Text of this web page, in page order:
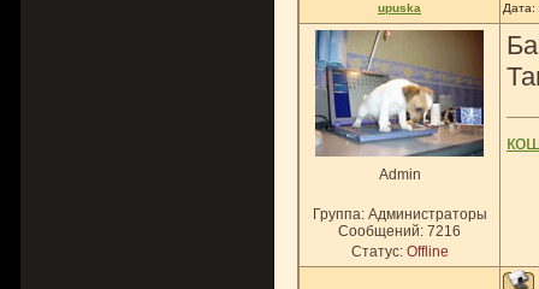
upuska
Admin
Группа: Администраторы
Сообщений: 7216
Статус: Offline